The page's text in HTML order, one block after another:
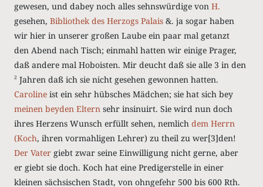
gewesen, und dabey noch alles sehnswürdige von H.
gesehen, Bibliothek des Herzogs Palais &. ja sogar haben
wir hier in unserer großen Laube ein paar mal getanzt
den Abend nach Tisch; einmahl hatten wir einige Prager,
daß andere mal Hoboisten. Mir deucht daß sie alle 3 in den
2 Jahren daß ich sie nicht gesehen gewonnen hatten.
Caroline ist ein sehr hübsches Mädchen; sie hat sich bey
meinen beyden Eltern sehr insinuirt. Sie wird nun doch
ihres Herzens Wunsch erfüllt sehen, nemlich dem Herrn
(Koch, ihren vormahligen Lehrer) zu theil zu wer[3]den!
Der Vater giebt zwar seine Einwilligung nicht gerne, aber
er giebt sie doch. Koch hat eine Predigerstelle in einer
kleinen sächsischen Stadt, von ohngefehr 500 bis 600 Rth.